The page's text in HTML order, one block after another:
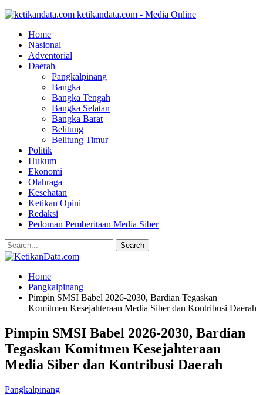
ketikandata.com - Media Online
Home
Nasional
Adventorial
Daerah
Pangkalpinang
Bangka
Bangka Tengah
Bangka Selatan
Bangka Barat
Belitung
Belitung Timur
Politik
Hukum
Ekonomi
Olahraga
Kesehatan
Ketikan Opini
Redaksi
Pedoman Pemberitaan Media Siber
Home
Pangkalpinang
Pimpin SMSI Babel 2026-2030, Bardian Tegaskan
Komitmen Kesejahteraan Media Siber dan Kontribusi Daerah
Pimpin SMSI Babel 2026-2030, Bardian
Tegaskan Komitmen Kesejahteraan
Media Siber dan Kontribusi Daerah
Pangkalpinang